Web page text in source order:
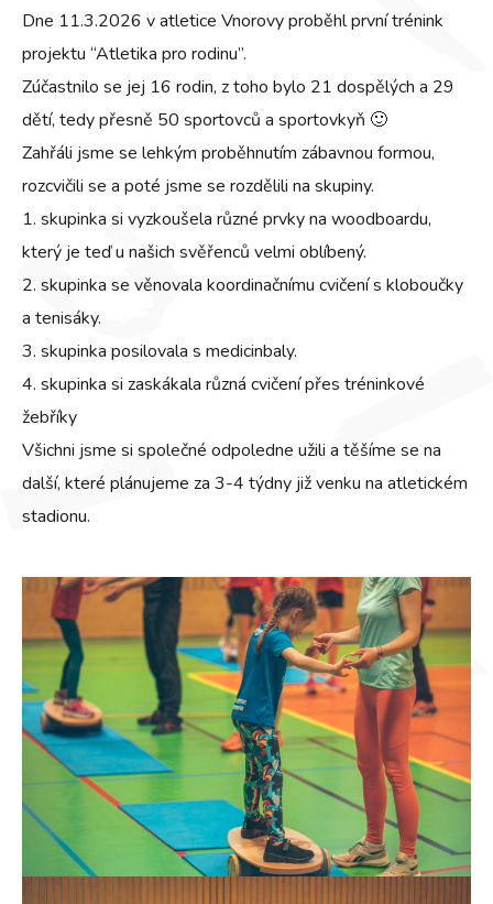
Dne 11.3.2026 v atletice Vnorovy proběhl první trénink
projektu “Atletika pro rodinu”.
Zúčastnilo se jej 16 rodin, z toho bylo 21 dospělých a 29
dětí, tedy přesně 50 sportovců a sportovkyň 🙂
Zahřáli jsme se lehkým proběhnutím zábavnou formou,
rozcvičili se a poté jsme se rozdělili na skupiny.
1. skupinka si vyzkoušela různé prvky na woodboardu,
který je teď u našich svěřenců velmi oblíbený.
2. skupinka se věnovala koordinačnímu cvičení s kloboučky
a tenisáky.
3. skupinka posilovala s medicinbaly.
4. skupinka si zaskákala různá cvičení přes tréninkové
žebříky
Všichni jsme si společné odpoledne užili a těšíme se na
další, které plánujeme za 3-4 týdny již venku na atletickém
stadionu.